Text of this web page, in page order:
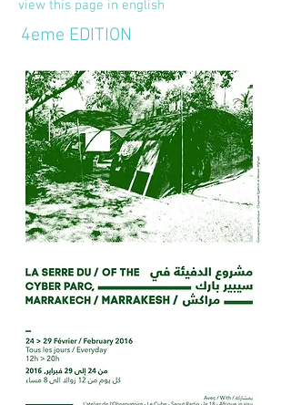
view this page in english
4eme EDITION